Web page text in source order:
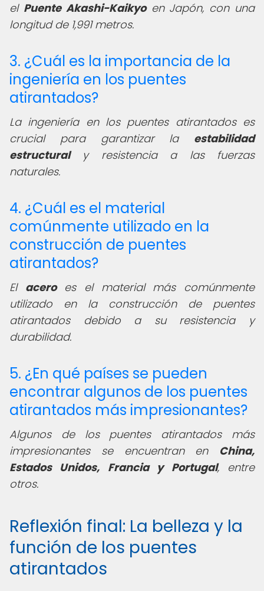
el Puente Akashi-Kaikyoen Japón, con una
longitud de 1,991 metros.
3. ¿Cuál es la importancia de la
ingeniería en los puentes
atirantados?
La ingeniería en los puentes atirantados es
crucial para garantizar la estabilidad
estructuraly resistencia a las fuerzas
naturales.
4. ¿Cuál es el material
comúnmente utilizado en la
construcción de puentes
atirantados?
El aceroes el material más comúnmente
utilizado en la construcción de puentes
atirantados debido a su resistencia y
durabilidad.
5. ¿En qué países se pueden
encontrar algunos de los puentes
atirantados más impresionantes?
Algunos de los puentes atirantados más
impresionantes se encuentran en China,
Estados Unidos, Francia y Portugal, entre
otros.
Reflexión final: La belleza y la
función de los puentes
atirantados